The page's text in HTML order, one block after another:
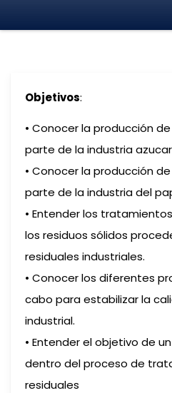
Objetivos:
• Conocer la producción
parte de la industria
• Conocer la producción
parte de la industria del
• Entender los
los residuos sólidos
residuales industriales.
• Conocer los diferentes
cabo para estabilizar la
industrial.
• Entender el objetivo de
dentro del proceso de
residuales